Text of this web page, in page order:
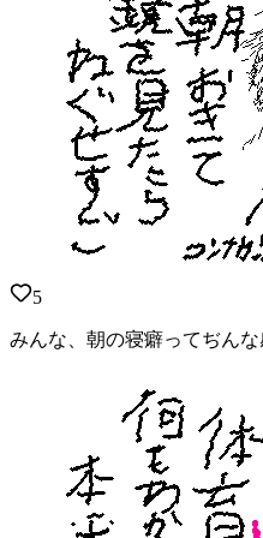
5
みんな、朝の寝癖ってぢん